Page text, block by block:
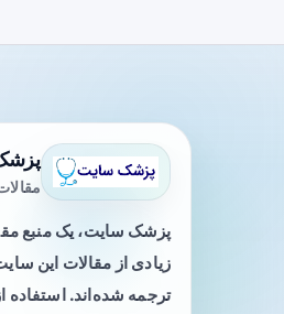
پزشک سایت، یک منبع
زیادی از مقالات این
ترجمه شده‌اند. استفاده